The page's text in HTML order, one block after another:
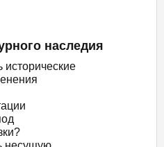
наследия
исторические